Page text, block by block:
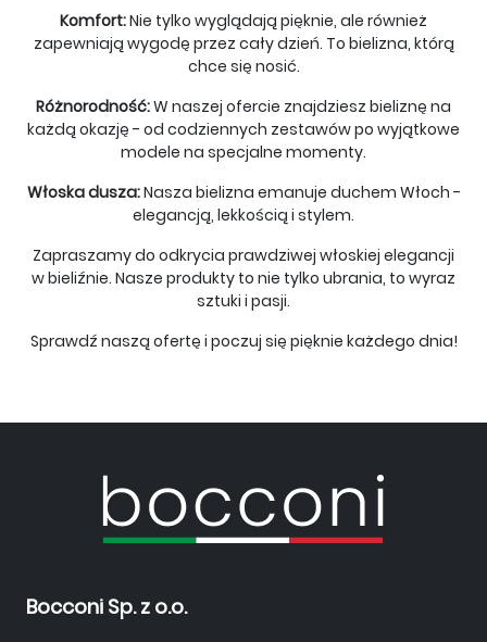
Komfort:Nie tylko wyglądają pięknie, ale również
zapewniają wygodę przez cały dzień. To bielizna, którą
chce się nosić.
Różnorodność:W naszej ofercie znajdziesz bieliznę na
każdą okazję - od codziennych zestawów po wyjątkowe
modele na specjalne momenty.
Włoska dusza:Nasza bielizna emanuje duchem Włoch -
elegancją, lekkością i stylem.
Zapraszamy do odkrycia prawdziwej włoskiej elegancji
w bieliźnie. Nasze produkty to nie tylko ubrania, to wyraz
sztuki i pasji.
Sprawdź naszą ofertę i poczuj się pięknie każdego dnia!
Bocconi Sp. z o.o.